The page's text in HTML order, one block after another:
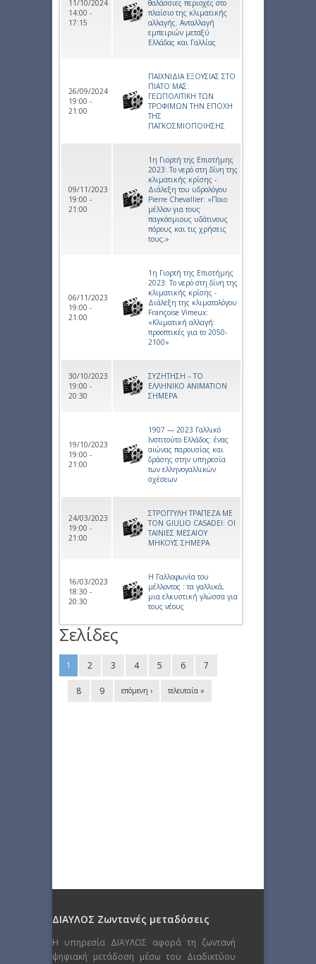
11/10/2024
14:00 -
17:15
θαλάσσιες περιοχές στο
πλαίσιο της κλιματικής
αλλαγής. Ανταλλαγή
εμπειριών μεταξύ
Ελλάδας και Γαλλίας
26/09/2024
19:00 -
21:00
ΠΑΙΧΝΙΔΙΑ ΕΞΟΥΣΙΑΣ ΣΤΟ
ΠΙΑΤΟ ΜΑΣ:
ΓΕΩΠΟΛΙΤΙΚΗ ΤΩΝ
ΤΡΟΦΙΜΩΝ ΤΗΝ ΕΠΟΧΗ
ΤΗΣ
ΠΑΓΚΟΣΜΙΟΠΟΙΗΣΗΣ
09/11/2023
19:00 -
21:00
1η Γιορτή της Επιστήμης
2023: Το νερό στη δίνη της
κλιματικής κρίσης -
Διάλεξη του υδρολόγου
Pierre Chevallier: «Ποιο
μέλλον για τους
παγκόσμιους υδάτινους
πόρους και τις χρήσεις
τους;»
06/11/2023
19:00 -
21:00
1η Γιορτή της Επιστήμης
2023: Το νερό στη δίνη της
κλιματικής κρίσης -
Διάλεξη της κλιματολόγου
Françoise Vimeux:
«Κλιματική αλλαγή:
προοπτικές για το 2050-
2100»
30/10/2023
19:00 -
20:30
ΣΥΖΗΤΗΣΗ – ΤΟ
ΕΛΛΗΝΙΚΟ ANIMATION
ΣΗΜΕΡΑ
19/10/2023
19:00 -
21:00
1907 — 2023 Γαλλικό
Ινστιτούτο Ελλάδος: ένας
αιώνας παρουσίας και
δράσης στην υπηρεσία
των ελληνογαλλικών
σχέσεων
24/03/2023
19:00 -
21:00
ΣΤΡΟΓΓΥΛΗ ΤΡΑΠΕΖΑ ΜΕ
ΤΟΝ GIULIO CASADEI: ΟΙ
ΤΑΙΝΙΕΣ ΜΕΣΑΙΟΥ
ΜΗΚΟΥΣ ΣΗΜΕΡΑ
16/03/2023
18:30 -
20:30
Η Γαλλοφωνία του
μέλλοντος : τα γαλλικά,
μια ελκυστική γλώσσα για
τους νέους
Σελίδες
1 2 3 4 5 6 7
8 9 επόμενη › τελευταία »
ΔΙΑΥΛΟΣ Ζωντανές μεταδόσεις
Η υπηρεσία ΔΙΑΥΛΟΣ αφορά τη ζωντανή
ψηφιακή μετάδοση μέσω του Διαδικτύου